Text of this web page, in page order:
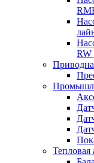
RW
Тепловая